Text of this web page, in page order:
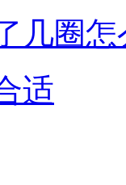
几圈怎
适